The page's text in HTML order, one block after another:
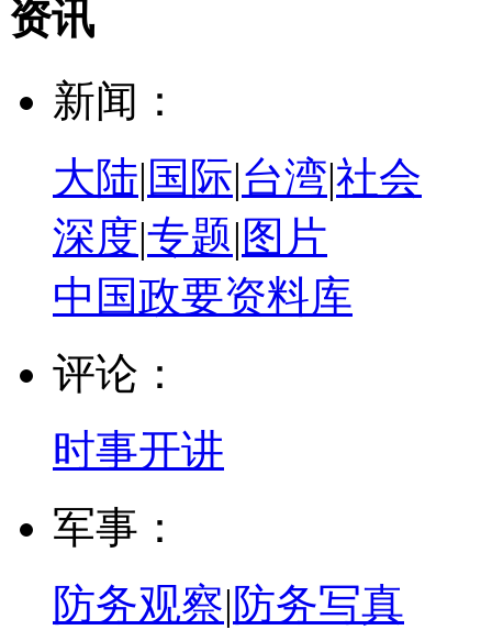
资讯
新闻：
大陆|国际|台湾|社会
深度|专题|图片
中国政要资料库
评论：
时事开讲
军事：
防务观察|防务写真